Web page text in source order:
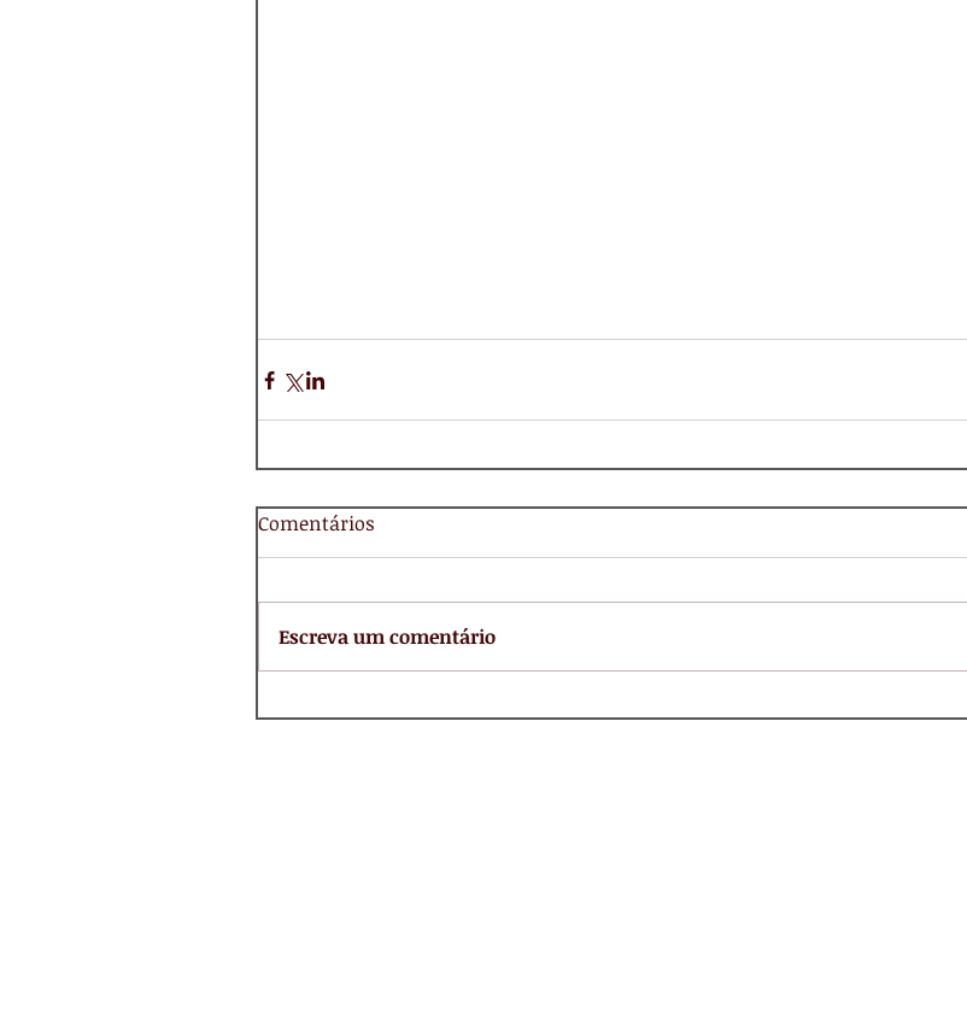
Comentários
Escreva um comentário